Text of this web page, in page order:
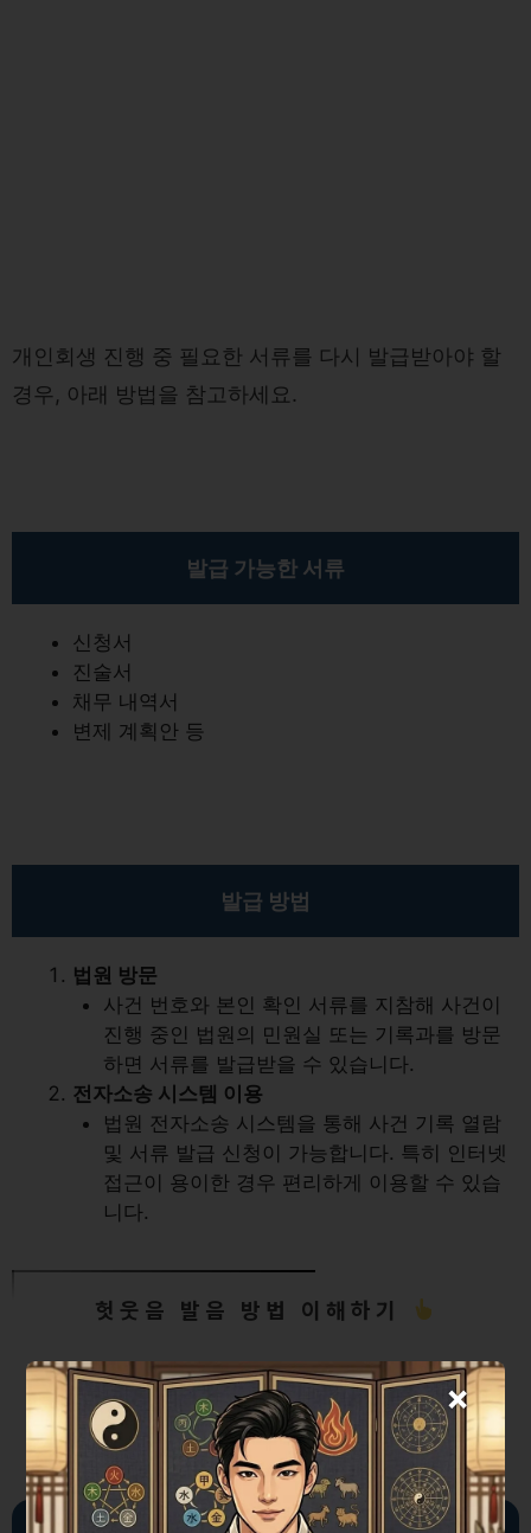
개인회생 진행 중 필요한 서류를 다시 발급받아야 할
경우, 아래 방법을 참고하세요.
발급 가능한 서류
신청서
진술서
채무 내역서
변제 계획안 등
발급 방법
법원 방문
사건 번호와 본인 확인 서류를 지참해 사건이
진행 중인 법원의 민원실 또는 기록과를 방문
하면 서류를 발급받을 수 있습니다.
전자소송 시스템 이용
법원 전자소송 시스템을 통해 사건 기록 열람
및 서류 발급 신청이 가능합니다. 특히 인터넷
접근이 용이한 경우 편리하게 이용할 수 있습
니다.
헛웃음 발음 방법 이해하기
×